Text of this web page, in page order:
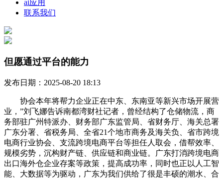
ai应用
联系我们
但愿通过平台的能力
发布日期：2025-08-20 18:13
协会本年将帮力企业正在中东、东南亚等新兴市场开展营
业，”刘飞娜告诉南都湾财社记者，曾经结构了仓储物流，商
务部驻广州特派办、财务部广东监管局、省财务厅、海关总署
广东分署、省税务局、全省21个地市商务及海关负、省市跨境
电商行业协会、支流跨境电商平台等担任人取会，借帮效率、
规模劣势，沉构财产链、供应链和商业链。广东打消跨境电商
出口海外仓企业存案等政策，提高成功率，同时也正以人工智
能、大数据等为驱动，广东为我们供给了很是丰硕的潮水、合